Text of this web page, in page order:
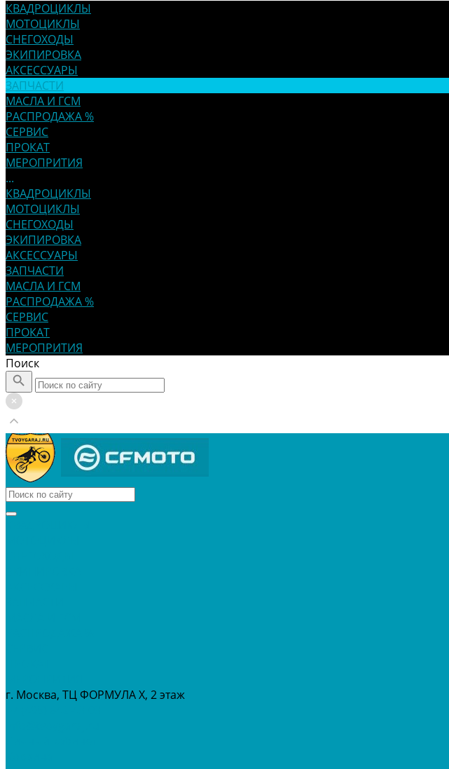
КВАДРОЦИКЛЫ
МОТОЦИКЛЫ
СНЕГОХОДЫ
ЭКИПИРОВКА
АКСЕССУАРЫ
ЗАПЧАСТИ
МАСЛА И ГСМ
РАСПРОДАЖА %
СЕРВИС
ПРОКАТ
МЕРОПРИТИЯ
...
КВАДРОЦИКЛЫ
МОТОЦИКЛЫ
СНЕГОХОДЫ
ЭКИПИРОВКА
АКСЕССУАРЫ
ЗАПЧАСТИ
МАСЛА И ГСМ
РАСПРОДАЖА %
СЕРВИС
ПРОКАТ
МЕРОПРИТИЯ
Поиск
г. Москва, ТЦ ФОРМУЛА Х, 2 этаж